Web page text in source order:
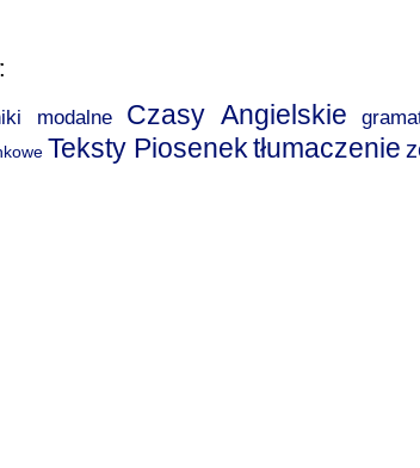
modalne Czasy Angielskie
Teksty Piosenektłumaczenie